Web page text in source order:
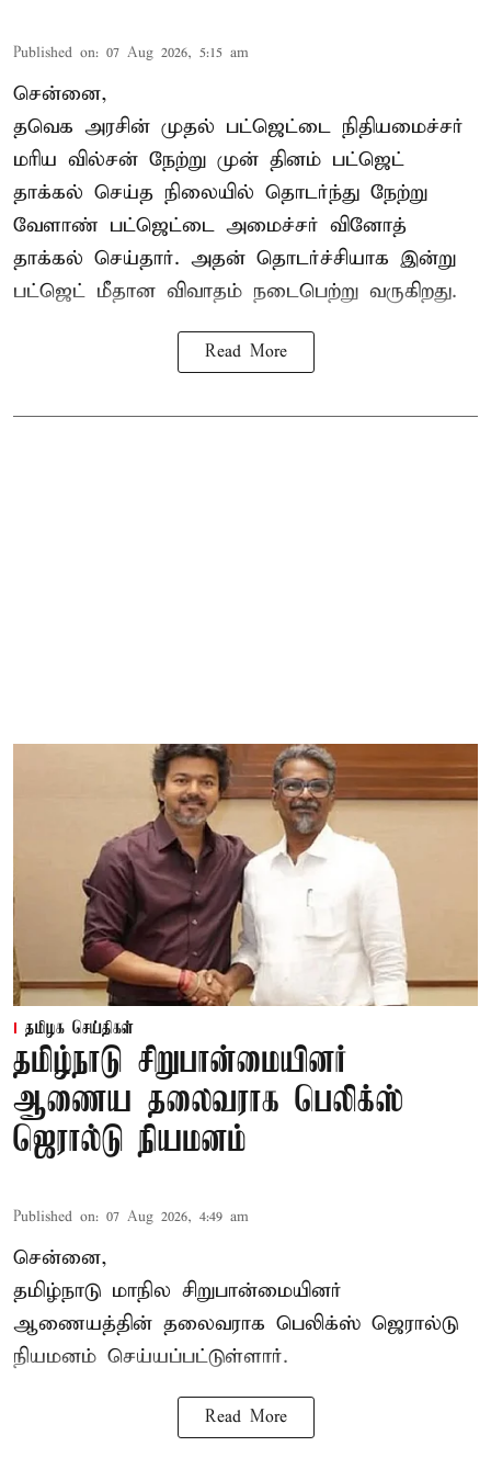
Published on: 07 Aug 2026, 5:15 am
சென்னை,
தவெக அரசின் முதல் பட்ஜெட்டை நிதியமைச்சர்
மரிய வில்சன் நேற்று முன் தினம் பட்ஜெட்
தாக்கல் செய்த நிலையில் தொடர்ந்து நேற்று
வேளாண் பட்ஜெட்டை அமைச்சர் வினோத்
தாக்கல் செய்தார். அதன் தொடர்ச்சியாக இன்று
பட்ஜெட் மீதான விவாதம் நடைபெற்று வருகிறது.
Read More
தமிழக செய்திகள்
தமிழ்நாடு சிறுபான்மையினர்
ஆணைய தலைவராக பெலிக்ஸ்
ஜெரால்டு நியமனம்
Published on: 07 Aug 2026, 4:49 am
சென்னை,
தமிழ்நாடு மாநில சிறுபான்மையினர்
ஆணையத்தின் தலைவராக பெலிக்ஸ் ஜெரால்டு
நியமனம் செய்யப்பட்டுள்ளார்.
Read More